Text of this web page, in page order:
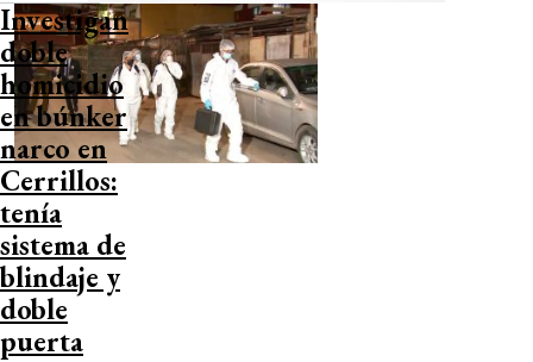
Investigan
doble
homicidio
en búnker
narco en
Cerrillos:
tenía
sistema de
blindaje y
doble
puerta